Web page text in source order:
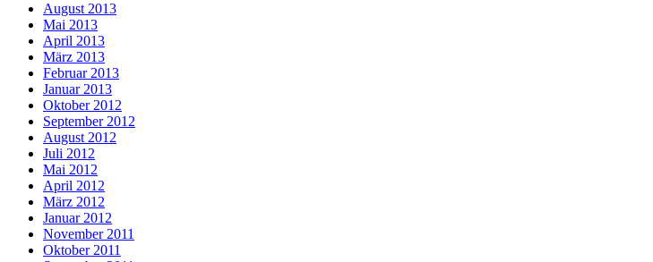
August 2013
Mai 2013
April 2013
März 2013
Februar 2013
Januar 2013
Oktober 2012
September 2012
August 2012
Juli 2012
Mai 2012
April 2012
März 2012
Januar 2012
November 2011
Oktober 2011